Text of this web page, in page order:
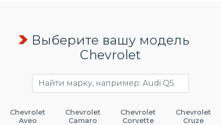
Выберите вашу модель
Chevrolet
Chevrolet
Aveo
Chevrolet
Camaro
Chevrolet
Corvette
Chevrolet
Cruze